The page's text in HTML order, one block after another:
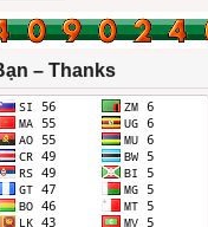
– Thanks